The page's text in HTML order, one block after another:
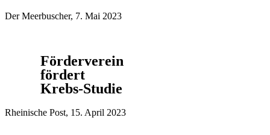
Der Meerbuscher, 7. Mai 2023
Förderverein
fördert
Krebs-Studie
Rheinische Post, 15. April 2023